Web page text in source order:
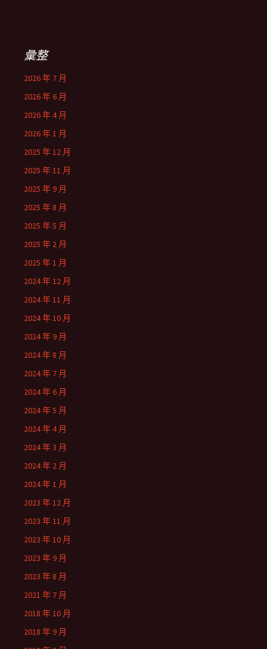
彙整
2026 年 7 月
2026 年 6 月
2026 年 4 月
2026 年 1 月
2025 年 12 月
2025 年 11 月
2025 年 9 月
2025 年 8 月
2025 年 5 月
2025 年 2 月
2025 年 1 月
2024 年 12 月
2024 年 11 月
2024 年 10 月
2024 年 9 月
2024 年 8 月
2024 年 7 月
2024 年 6 月
2024 年 5 月
2024 年 4 月
2024 年 3 月
2024 年 2 月
2024 年 1 月
2023 年 12 月
2023 年 11 月
2023 年 10 月
2023 年 9 月
2023 年 8 月
2021 年 7 月
2018 年 10 月
2018 年 9 月